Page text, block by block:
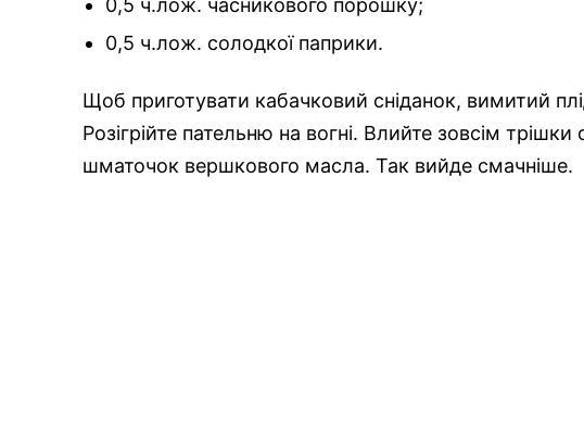
0,5 ч.лож. часникового порошку;
0,5 ч.лож. солодкої паприки.
Щоб приготувати кабачковий сніданок, вимитий
Розігрійте пательню на вогні. Влийте зовсім
шматочок вершкового масла. Так вийде смачніше.